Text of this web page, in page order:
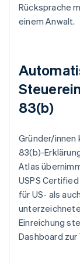
Rücksprache
einem Anwalt.
83(b)
Gründer/innen
83(b)-
Atlas
USPS
für US- als
Einreichung
Dashboard